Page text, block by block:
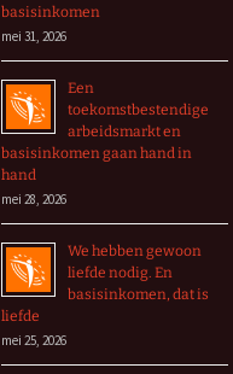
basisinkomen
mei 31, 2026
Een
toekomstbestendige
arbeidsmarkt en
basisinkomen gaan hand in
hand
mei 28, 2026
We hebben gewoon
liefde nodig. En
basisinkomen, dat is
liefde
mei 25, 2026